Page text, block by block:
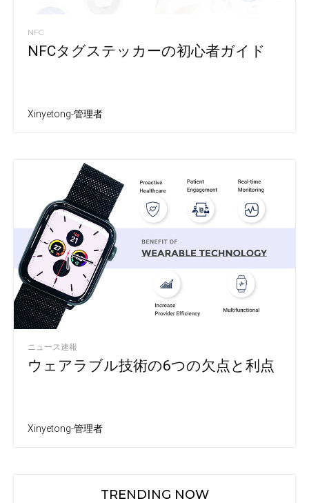
NFC
NFCタグステッカーの初心者ガイド
Xinyetong-管理者
ニュース速報
ウェアラブル技術の6つの欠点と利点
Xinyetong-管理者
TRENDING NOW